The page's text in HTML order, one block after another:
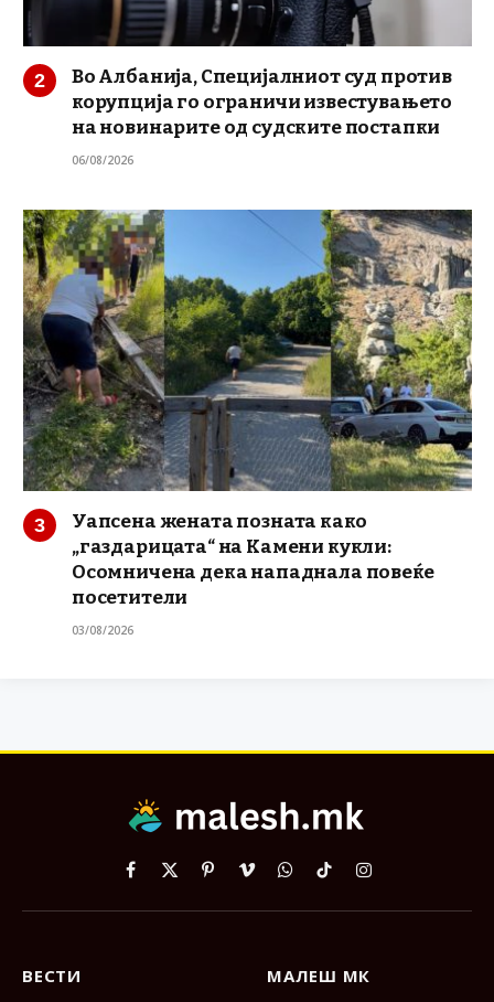
Во Албанија, Специјалниот суд против
корупција го ограничи известувањето
на новинарите од судските постапки
06/08/2026
Уапсена жената позната како
„газдарицата“ на Камени кукли:
Осомничена дека нападнала повеќе
посетители
03/08/2026
Facebook
X
PinterestVimeoWhatsApp
TikTokInstagram
ВЕСТИ МАЛЕШ МК